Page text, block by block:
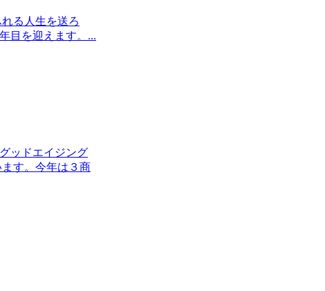
る人生を送ろ
目を迎えます。...
ッドエイジング
す。今年は３商